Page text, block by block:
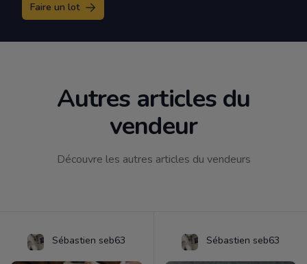
Faire un lot
Autres articles du
vendeur
Découvre les autres articles du vendeurs
Sébastien seb63 Sébastien seb63